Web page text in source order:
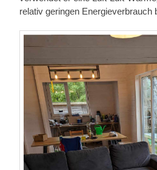
relativ geringen Energieverbrauch